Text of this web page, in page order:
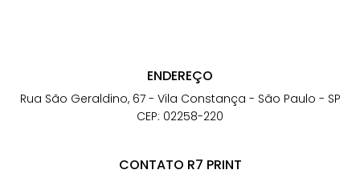
ENDEREÇO
Rua São Geraldino, 67 - Vila Constança - São Paulo - SP
CEP: 02258-220
CONTATO R7 PRINT